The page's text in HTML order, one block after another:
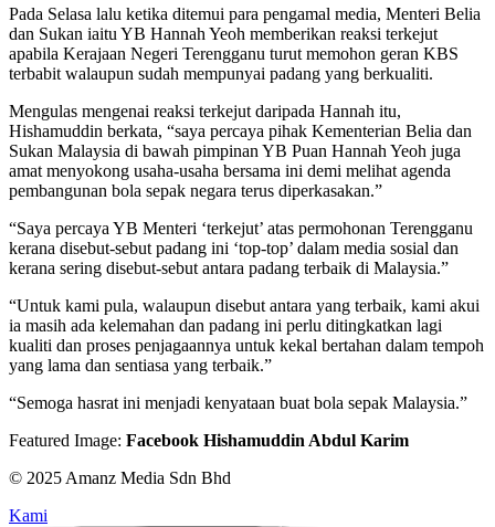
Pada Selasa lalu ketika ditemui para pengamal media, Menteri Belia
dan Sukan iaitu YB Hannah Yeoh memberikan reaksi terkejut
apabila Kerajaan Negeri Terengganu turut memohon geran KBS
terbabit walaupun sudah mempunyai padang yang berkualiti.
Mengulas mengenai reaksi terkejut daripada Hannah itu,
Hishamuddin berkata, “saya percaya pihak Kementerian Belia dan
Sukan Malaysia di bawah pimpinan YB Puan Hannah Yeoh juga
amat menyokong usaha-usaha bersama ini demi melihat agenda
pembangunan bola sepak negara terus diperkasakan.”
“Saya percaya YB Menteri ‘terkejut’ atas permohonan Terengganu
kerana disebut-sebut padang ini ‘top-top’ dalam media sosial dan
kerana sering disebut-sebut antara padang terbaik di Malaysia.”
“Untuk kami pula, walaupun disebut antara yang terbaik, kami akui
ia masih ada kelemahan dan padang ini perlu ditingkatkan lagi
kualiti dan proses penjagaannya untuk kekal bertahan dalam tempoh
yang lama dan sentiasa yang terbaik.”
“Semoga hasrat ini menjadi kenyataan buat bola sepak Malaysia.”
Featured Image: Facebook Hishamuddin Abdul Karim
© 2025 Amanz Media Sdn Bhd
Kami